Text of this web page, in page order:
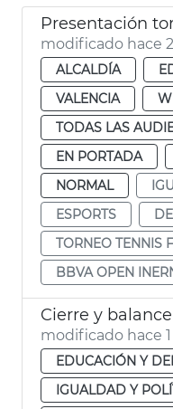
modificado hace
ALCALDÍA
VALENCIA
TODAS LAS
EN PORTADA
NORMAL
ESPORTS
TORNEO TENNIS
BBVA OPEN
Cierre y
modificado hace
EDUCACIÓN Y
IGUALDAD Y